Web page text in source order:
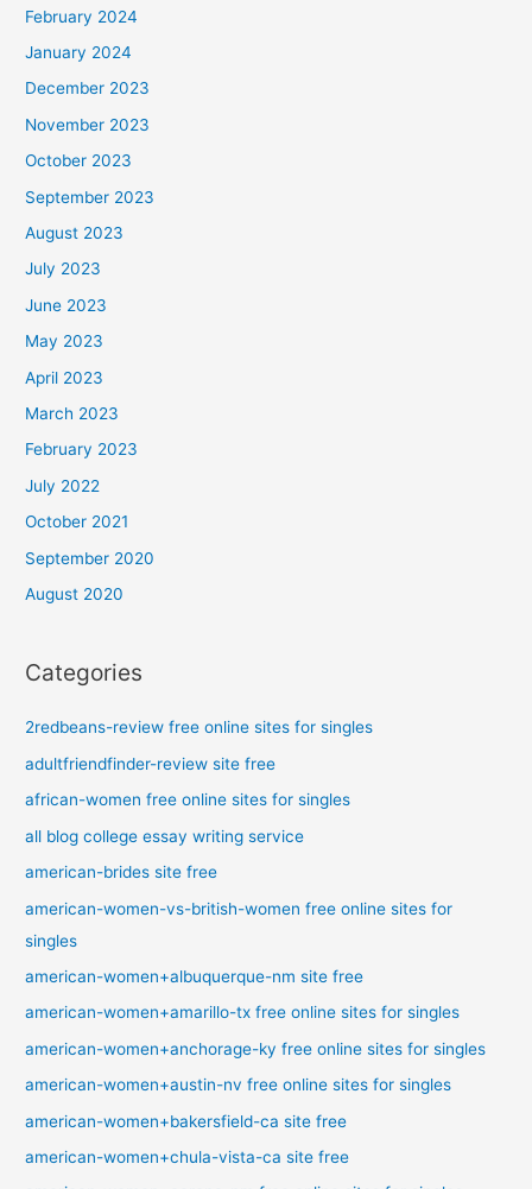
February 2024
January 2024
December 2023
November 2023
October 2023
September 2023
August 2023
July 2023
June 2023
May 2023
April 2023
March 2023
February 2023
July 2022
October 2021
September 2020
August 2020
Categories
2redbeans-review free online sites for singles
adultfriendfinder-review site free
african-women free online sites for singles
all blog college essay writing service
american-brides site free
american-women-vs-british-women free online sites for
singles
american-women+albuquerque-nm site free
american-women+amarillo-tx free online sites for singles
american-women+anchorage-ky free online sites for singles
american-women+austin-nv free online sites for singles
american-women+bakersfield-ca site free
american-women+chula-vista-ca site free